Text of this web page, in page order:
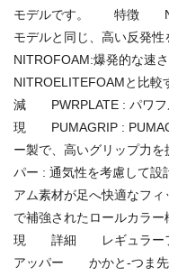
モデルです。 特徴
モデルと同じ、高い反発
NITROFOAM:爆発的な速
NITROELITEFOAMと比較
減 PWRPLATE : パワフ
現 PUMAGRIP :
ー製で、高いグリップ力
パー : 通気性を考慮して設
アム素材が足へ快適なフ
で補強されたロールカラ
現 詳細 レギュラーフ
アッパー かかと-つま